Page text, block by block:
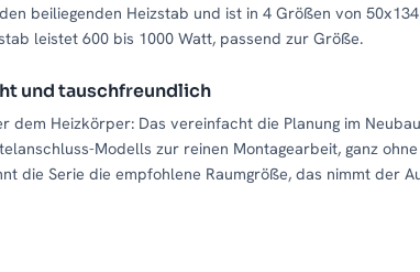
beiliegenden Heizstab und ist in 4 Größen von
leistet 600 bis 1000 Watt, passend zur Größe.
und tauschfreundlich
dem Heizkörper: Das vereinfacht die Planung im
Modells zur reinen Montagearbeit, ganz ohne
die Serie die empfohlene Raumgröße, das nimmt der